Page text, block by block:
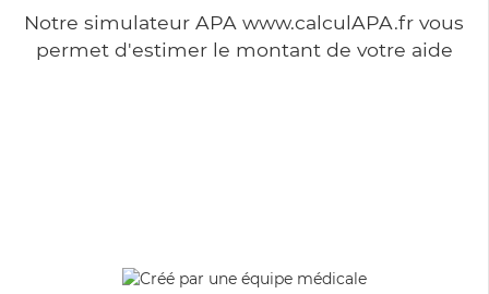
Notre simulateur APA www.calculAPA.fr vous
permet d'estimer le montant de votre aide